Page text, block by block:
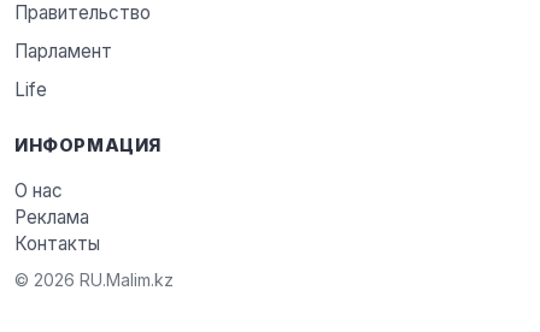
Правительство
Парламент
Life
ИНФОРМАЦИЯ
О нас
Реклама
Контакты
© 2026 RU.Malim.kz